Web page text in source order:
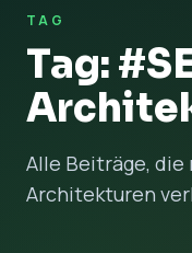
TAG
Tag:
Alle Beiträge, die
Architekturen